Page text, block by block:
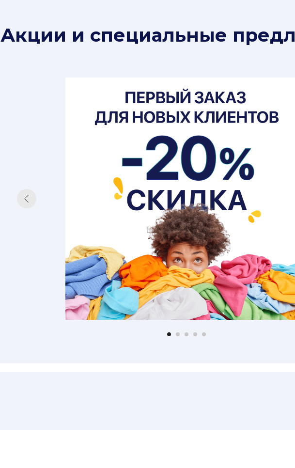
Акции и специальные